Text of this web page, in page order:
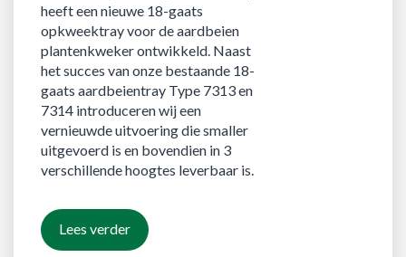
heeft een nieuwe 18-gaats
opkweektray voor de aardbeien
plantenkweker ontwikkeld. Naast
het succes van onze bestaande 18-
gaats aardbeientray Type 7313 en
7314 introduceren wij een
vernieuwde uitvoering die smaller
uitgevoerd is en bovendien in 3
verschillende hoogtes leverbaar is.
Lees verder